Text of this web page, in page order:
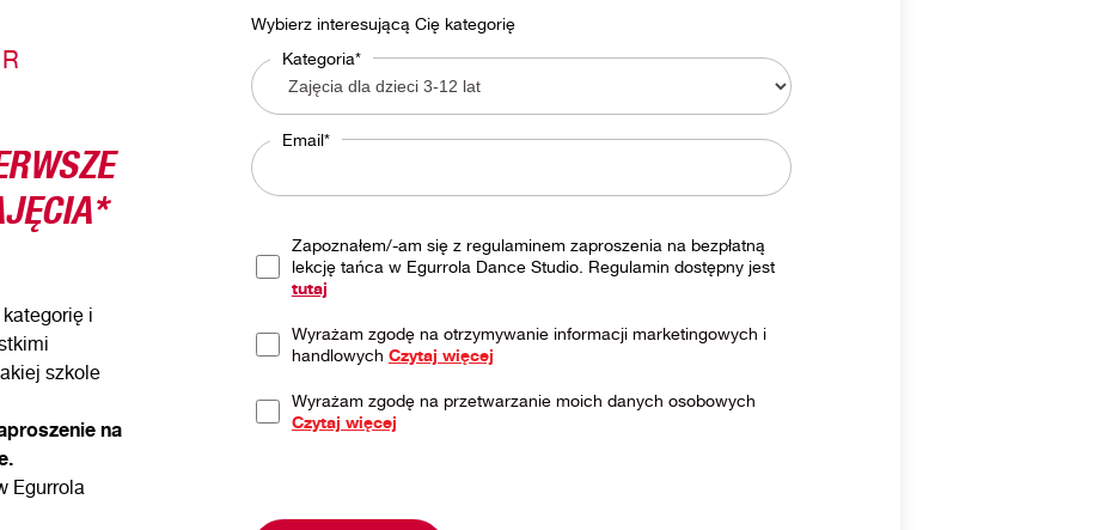
i
szkole
na
Egurrola
Wybierz interesującą Cię kategorię
Kategoria*
Email*
Zapoznałem/-am się z regulaminem zaproszenia na bezpłatną
lekcję tańca w Egurrola Dance Studio. Regulamin dostępny jest
tutaj
Wyrażam zgodę na otrzymywanie informacji marketingowych i
handlowych Czytaj więcej
Wyrażam zgodę na przetwarzanie moich danych osobowych
Czytaj więcej